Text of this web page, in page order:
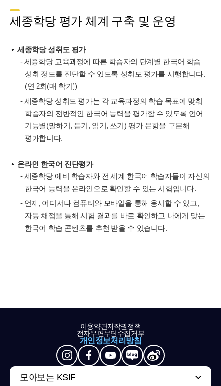
세종학당 평가 체계 구축 및 운영
세종학당 성취도 평가
- 세종학당 교육과정에 따른 학습자의 단계별 한국어 학습
성취 정도를 진단할 수 있도록 성취도 평가를 시행합니다.
(연 2회(매 학기))
- 세종학당 성취도 평가는 각 교육과정의 학습 목표에 맞춰
학습자의 전반적인 한국어 능력을 평가할 수 있도록 언어
기능별(말하기, 듣기, 읽기, 쓰기) 평가 문항을 구분해
평가합니다.
온라인 한국어 진단평가
- 세종학당 예비 학습자와 전 세계 한국어 학습자들이 자신의
한국어 능력을 온라인으로 확인할 수 있는 시험입니다.
- 언제, 어디서나 컴퓨터와 모바일을 통해 응시할 수 있고,
자동 채점을 통해 시험 결과를 바로 확인하고 나에게 맞는
한국어 학습 콘텐츠를 추천 받을 수 있습니다.
이용약관저작권정책
전자우편무단수집거부
개인정보처리방침
모아보는 KSIF